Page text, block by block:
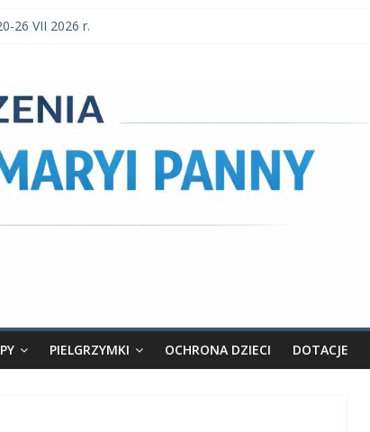
26 VII 2026 r.
26 VII 2026 r.
PIELGRZYMKI OCHRONA DZIECI DOTACJE